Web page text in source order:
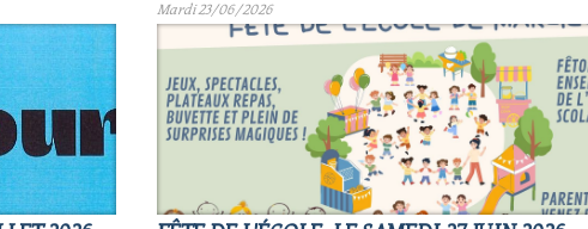
Mardi 23/06/2026